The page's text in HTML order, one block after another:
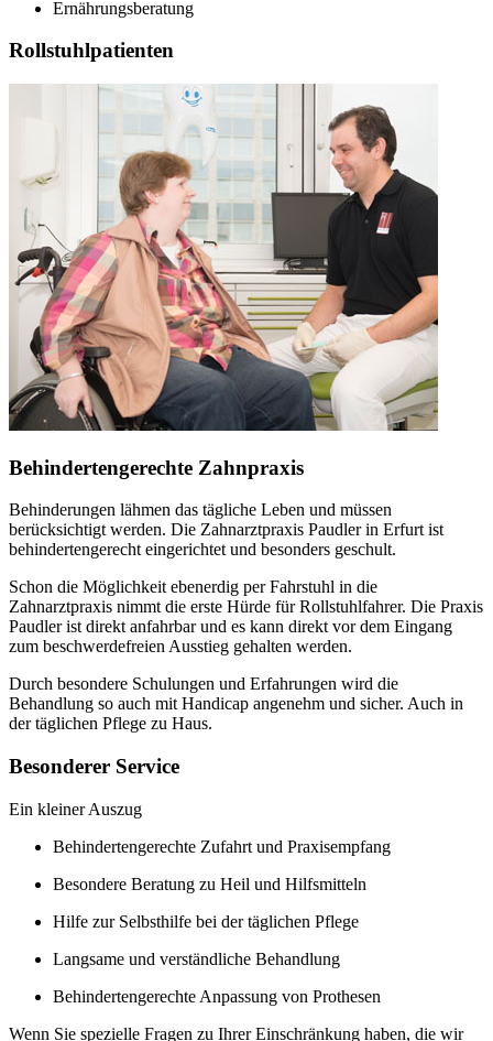
Ernährungsberatung
Rollstuhlpatienten
Behindertengerechte Zahnpraxis
Behinderungen lähmen das tägliche Leben und müssen
berücksichtigt werden. Die Zahnarztpraxis Paudler in Erfurt ist
behindertengerecht eingerichtet und besonders geschult.
Schon die Möglichkeit ebenerdig per Fahrstuhl in die
Zahnarztpraxis nimmt die erste Hürde für Rollstuhlfahrer. Die Praxis
Paudler ist direkt anfahrbar und es kann direkt vor dem Eingang
zum beschwerdefreien Ausstieg gehalten werden.
Durch besondere Schulungen und Erfahrungen wird die
Behandlung so auch mit Handicap angenehm und sicher. Auch in
der täglichen Pflege zu Haus.
Besonderer Service
Ein kleiner Auszug
Behindertengerechte Zufahrt und Praxisempfang
Besondere Beratung zu Heil und Hilfsmitteln
Hilfe zur Selbsthilfe bei der täglichen Pflege
Langsame und verständliche Behandlung
Behindertengerechte Anpassung von Prothesen
Wenn Sie spezielle Fragen zu Ihrer Einschränkung haben, die wir